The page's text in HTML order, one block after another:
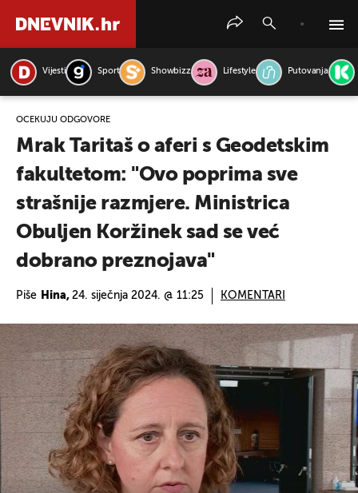
Vijesti Sport Showbizz Lifestyle Putovanja
OČEKUJU ODGOVORE
Mrak Taritaš o aferi s Geodetskim
fakultetom: "Ovo poprima sve
strašnije razmjere. Ministrica
Obuljen Koržinek sad se već
dobrano preznojava"
Piše Hina, 24. siječnja 2024. @ 11:25 KOMENTARI
PRETRAŽITE VIJESTI